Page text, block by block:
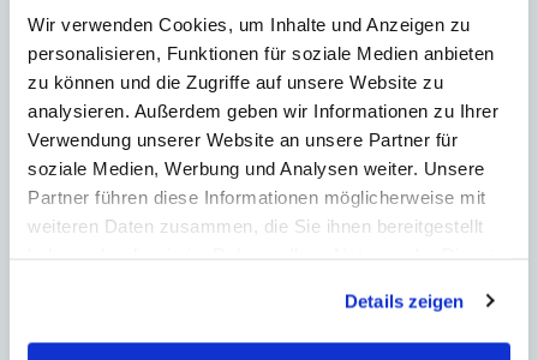
Wir verwenden Cookies, um Inhalte und Anzeigen zu
personalisieren, Funktionen für soziale Medien anbieten
zu können und die Zugriffe auf unsere Website zu
analysieren. Außerdem geben wir Informationen zu Ihrer
Verwendung unserer Website an unsere Partner für
soziale Medien, Werbung und Analysen weiter. Unsere
Partner führen diese Informationen möglicherweise mit
weiteren Daten zusammen, die Sie ihnen bereitgestellt
Details zeigen
Unterstützung bei Verhandlungen
Unternehmensbewertungen
Ihre Ansprechpersonen